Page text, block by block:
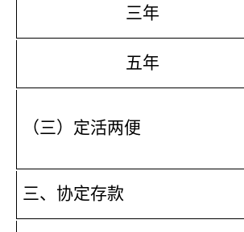
三年
五年
（三）定活两便
三、协定存款